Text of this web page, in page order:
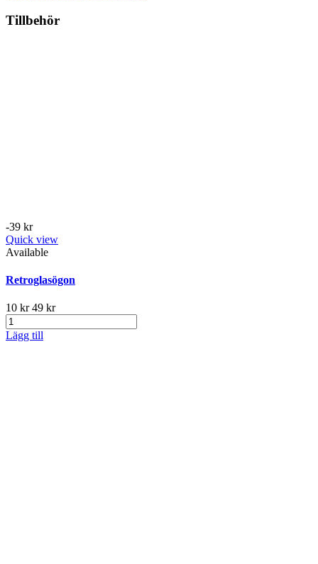
Tillbehör
-39 kr
Quick view
Available
Retroglasögon
10 kr49 kr
Lägg till